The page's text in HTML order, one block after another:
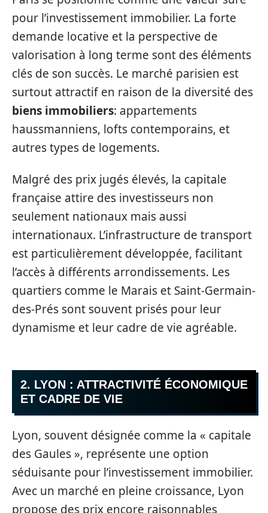
pour l’investissement immobilier. La forte
demande locative et la perspective de
valorisation à long terme sont des éléments
clés de son succès. Le marché parisien est
surtout attractif en raison de la diversité des
biens immobiliers: appartements
haussmanniens, lofts contemporains, et
autres types de logements.
Malgré des prix jugés élevés, la capitale
française attire des investisseurs non
seulement nationaux mais aussi
internationaux. L’infrastructure de transport
est particulièrement développée, facilitant
l’accès à différents arrondissements. Les
quartiers comme le Marais et Saint-Germain-
des-Prés sont souvent prisés pour leur
dynamisme et leur cadre de vie agréable.
2. LYON : ATTRACTIVITÉ ÉCONOMIQUE
ET CADRE DE VIE
Lyon, souvent désignée comme la « capitale
des Gaules », représente une option
séduisante pour l’investissement immobilier.
Avec un marché en pleine croissance, Lyon
propose des prix encore raisonnables